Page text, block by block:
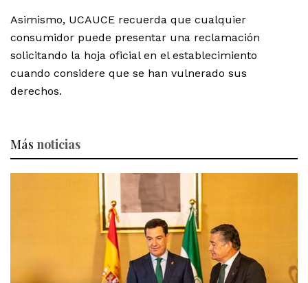
Asimismo, UCAUCE recuerda que cualquier
consumidor puede presentar una reclamación
solicitando la hoja oficial en el establecimiento
cuando considere que se han vulnerado sus
derechos.
Más noticias